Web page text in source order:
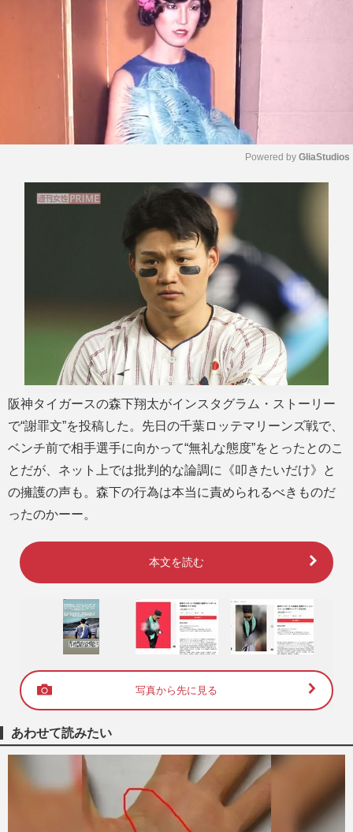
Powered by GliaStudios
阪神タイガースの森下翔太がインスタグラム・ストーリー
で“謝罪文”を投稿した。先日の千葉ロッテマリーンズ戦で、
ベンチ前で相手選手に向かって“無礼な態度”をとったとのこ
とだが、ネット上では批判的な論調に《叩きたいだけ》と
の擁護の声も。森下の行為は本当に責められるべきものだ
ったのかーー。
本文を読む
写真から先に見る
あわせて読みたい